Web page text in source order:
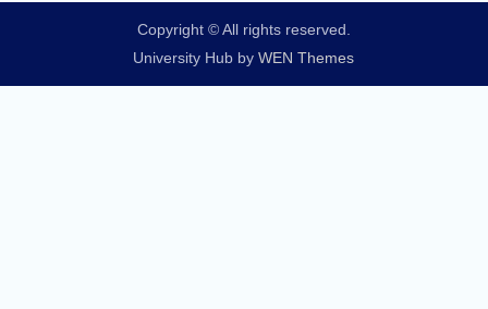
Copyright © All rights reserved.
University Hub byWEN Themes